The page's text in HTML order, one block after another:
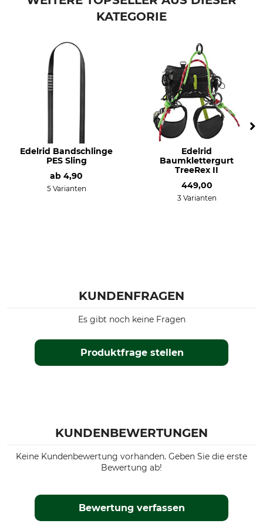
KATEGORIE
Edelrid Bandschlinge
PES Sling
ab 4,90
5 Varianten
Edelrid
Baumklettergurt
TreeRex II
449,00
3 Varianten
KUNDENFRAGEN
Produktfrage stellen
Es gibt noch keine Fragen
KUNDENBEWERTUNGEN
Keine Kundenbewertung vorhanden. Geben Sie die erste
Bewertung ab!
Bewertung verfassen